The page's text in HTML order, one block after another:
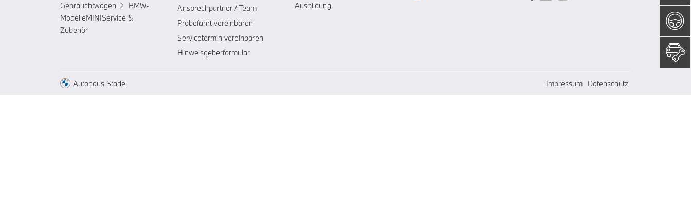
Gebrauchtwagen
BMW-
ModelleMINIService &
Zubehör
Ansprechpartner / Team
Probefahrt vereinbaren
Servicetermin vereinbaren
Hinweisgeberformular
Ausbildung
Autohaus Stadel Impressum Datenschutz